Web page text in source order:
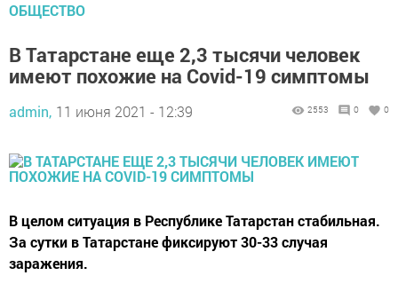
ОБЩЕСТВО
В Татарстане еще 2,3 тысячи человек
имеют похожие на Covid-19 симптомы
admin, 11 июня 2021 - 12:39 2553 0 0
В целом ситуация в Республике Татарстан стабильная.
За сутки в Татарстане фиксируют 30-33 случая
заражения.